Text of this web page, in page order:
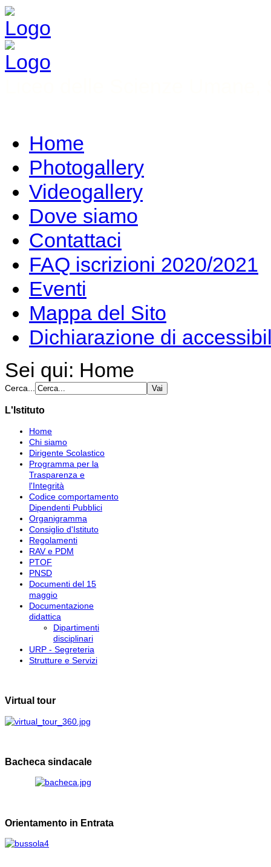
Home
Photogallery
Videogallery
Dove siamo
Contattaci
FAQ iscrizioni 2020/2021
Eventi
Mappa del Sito
Dichiarazione di
Sei qui: Home
Cerca...
L'Istituto
Home
Chi siamo
Dirigente Scolastico
Programma per la
Trasparenza e
l'Integrità
Codice comportamento
Dipendenti Pubblici
Organigramma
Consiglio d'Istituto
Regolamenti
RAV e PDM
PTOF
PNSD
Documenti del 15
maggio
Documentazione
didattica
Dipartimenti
disciplinari
URP - Segreteria
Strutture e Servizi
Virtual tour
Bacheca sindacale
Orientamento in Entrata